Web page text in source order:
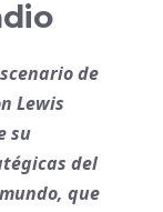
de
Lewis
su
del
que